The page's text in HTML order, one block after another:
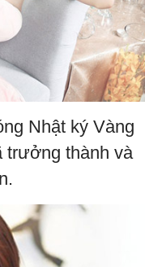
Nhật ký Vàng
trưởng thành và